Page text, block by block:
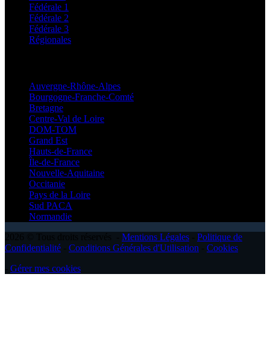
Fédérale 1
Fédérale 2
Fédérale 3
Régionales
Auvergne-Rhône-Alpes
Bourgogne-Franche-Comté
Bretagne
Centre-Val de Loire
DOM-TOM
Grand Est
Hauts-de-France
Île-de-France
Nouvelle-Aquitaine
Occitanie
Pays de la Loire
Sud PACA
Normandie
Mentions Légales
Politique de
Confidentialité
Conditions Générales d'Utilisation
Cookies
Gérer mes cookies